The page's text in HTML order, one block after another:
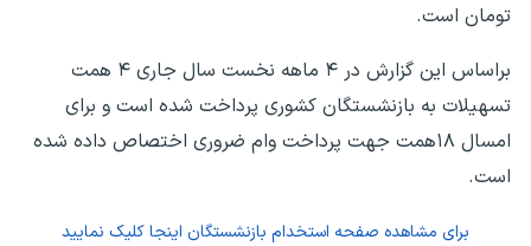
تومان است.
براساس این گزارش در ۴ ماهه نخست سال جاری ۴ همت
تسهیلات به بازنشستگان کشوری پرداخت شده است و برای
امسال ۱۸همت جهت پرداخت وام ضروری اختصاص داده شده
است.
برای مشاهده صفحه استخدام بازنشستگان اینجا کلیک نمایید